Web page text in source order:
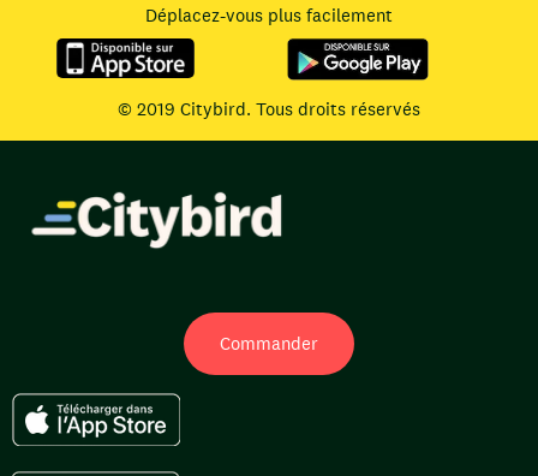
Déplacez-vous plus facilement
© 2019 Citybird. Tous droits réservés
Commander